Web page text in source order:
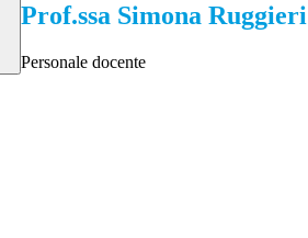
Prof.ssa Simona Ruggieri
Personale docente